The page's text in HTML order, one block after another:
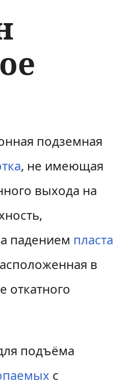
подземная
, не имеющая
выхода на
падением пласта
в
откатного
подъёма
с